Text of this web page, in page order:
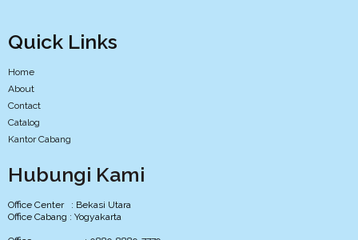
Quick Links
Home
About
Contact
Catalog
Kantor Cabang
Hubungi Kami
Office Center : Bekasi Utara
Office Cabang : Yogyakarta